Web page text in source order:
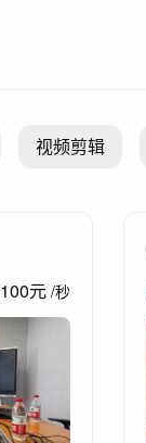
视频剪辑
100元 /秒